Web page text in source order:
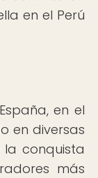
en el Perú
en el
en diversas
la conquista
más